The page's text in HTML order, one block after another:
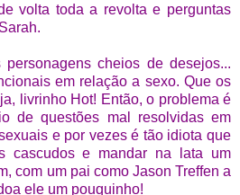
volta toda a revolta e perguntas
cheios de desejos...
em relação a sexo. Que os
livrinho Hot! Então, o problema é
de questões mal resolvidas em
e por vezes é tão idiota que
cascudos e mandar na lata um
com um pai como Jason Treffen a
ele um pouquinho!